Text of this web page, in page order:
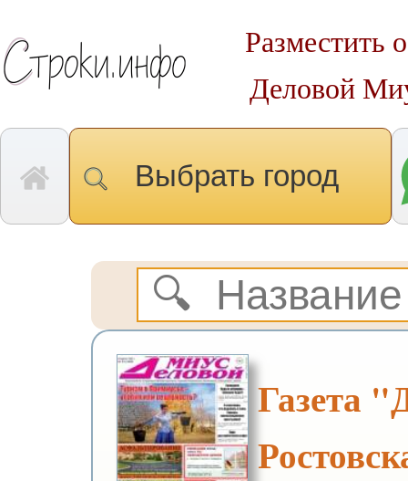
Разместить
Деловой
Выбрать город
Газета